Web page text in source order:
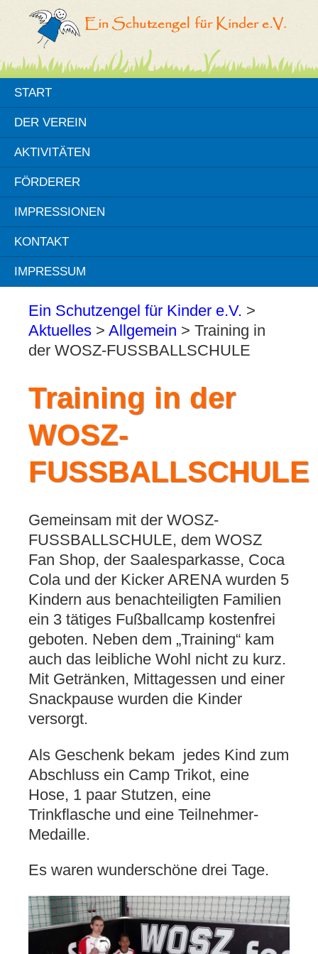
START
DER VEREIN
AKTIVITÄTEN
FÖRDERER
IMPRESSIONEN
KONTAKT
IMPRESSUM
Ein Schutzengel für Kinder e.V. >
Aktuelles > Allgemein > Training in
der WOSZ-FUSSBALLSCHULE
Training in der
WOSZ-
FUSSBALLSCHULE
Gemeinsam mit der WOSZ-
FUSSBALLSCHULE, dem WOSZ
Fan Shop, der Saalesparkasse, Coca
Cola und der Kicker ARENA wurden 5
Kindern aus benachteiligten Familien
ein 3 tätiges Fußballcamp kostenfrei
geboten. Neben dem „Training“ kam
auch das leibliche Wohl nicht zu kurz.
Mit Getränken, Mittagessen und einer
Snackpause wurden die Kinder
versorgt.
Als Geschenk bekam jedes Kind zum
Abschluss ein Camp Trikot, eine
Hose, 1 paar Stutzen, eine
Trinkflasche und eine Teilnehmer-
Medaille.
Es waren wunderschöne drei Tage.